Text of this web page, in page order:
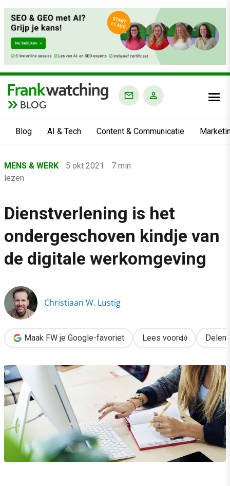
BLOG
Blog AI & Tech Content & Communicatie
›
Mens & Werk
›
Dienstverlening is het ondergeschoven kindje van de digitale
MENS & WERK 5 okt 2021
7 min
lezen
Dienstverlening is het
ondergeschoven kindje van
de digitale werkomgeving
Christiaan W. Lustig
Maak FW je Google-favoriet Lees voor Delen